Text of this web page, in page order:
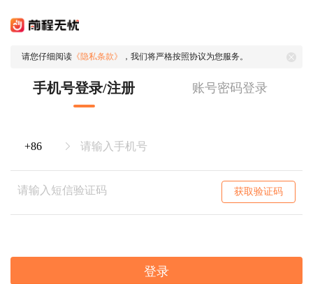
请您仔细阅读 《隐私条款》 ，我们将严格按照协议为您服务。
手机号登录/注册 账号密码登录
获取验证码
登录